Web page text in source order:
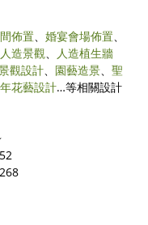
佈置、婚宴會場佈置、
人造景觀、 人造植生牆
觀設計、 園藝造景、聖
花藝設計…等相關設計